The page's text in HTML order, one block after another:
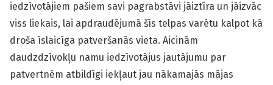
iedzīvotājiem pašiem savi pagrabstāvi jāiztīra un jāizvāc
viss liekais, lai apdraudējumā šīs telpas varētu kalpot kā
droša īslaicīga patveršanās vieta. Aicinām
daudzdzīvokļu namu iedzīvotājus jautājumu par
patvertnēm atbildīgi iekļaut jau nākamajās mājas